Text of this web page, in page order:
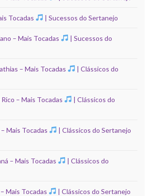
Tocadas | Sucessos do Sertanejo
– Mais Tocadas
| Sucessos do
– Mais Tocadas
| Clássicos do
– Mais Tocadas
| Clássicos do
Mais Tocadas
| Clássicos do Sertanejo
– Mais Tocadas
| Clássicos do
Mais Tocadas
| Clássicos do Sertanejo